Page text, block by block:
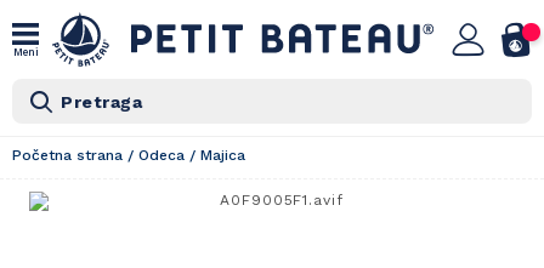
Meni
Pretraga
Početna strana / Odeca / Majica